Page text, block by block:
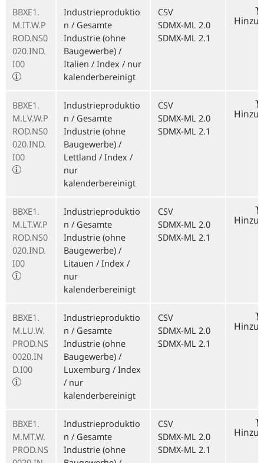
BBXE1.
M.IT.W.P
ROD.NS0
020.IND.
I00
Industrieproduktio
n / Gesamte
Industrie (ohne
Baugewerbe) /
Italien / Index / nur
kalenderbereinigt
CSV
SDMX-ML 2.0
SDMX-ML 2.1
BBXE1.
M.LV.W.P
ROD.NS0
020.IND.
I00
Industrieproduktio
n / Gesamte
Industrie (ohne
Baugewerbe) /
Lettland / Index /
nur
kalenderbereinigt
CSV
SDMX-ML 2.0
SDMX-ML 2.1
BBXE1.
M.LT.W.P
ROD.NS0
020.IND.
I00
Industrieproduktio
n / Gesamte
Industrie (ohne
Baugewerbe) /
Litauen / Index /
nur
kalenderbereinigt
CSV
SDMX-ML 2.0
SDMX-ML 2.1
BBXE1.
M.LU.W.
PROD.NS
0020.IN
D.I00
Industrieproduktio
n / Gesamte
Industrie (ohne
Baugewerbe) /
Luxemburg / Index
/ nur
kalenderbereinigt
CSV
SDMX-ML 2.0
SDMX-ML 2.1
BBXE1.
M.MT.W.
PROD.NS
Industrieproduktio
n / Gesamte
Industrie (ohne
CSV
SDMX-ML 2.0
SDMX-ML 2.1